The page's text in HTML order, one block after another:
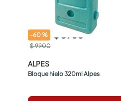
-60% $ 3960
$ 9900
ALPES
Bloque hielo 320ml Alpes